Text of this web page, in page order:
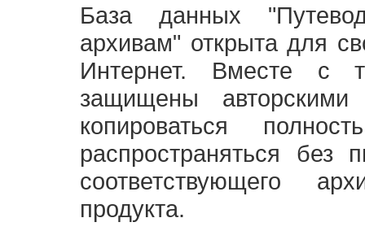
База данных
архивам" открыта для
Интернет. Вместе с
защищены
копироваться
распространяться без
соответствующего
продукта.